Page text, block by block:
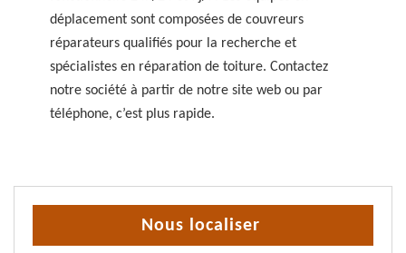
déplacement sont composées de couvreurs
réparateurs qualifiés pour la recherche et
spécialistes en réparation de toiture. Contactez
notre société à partir de notre site web ou par
téléphone, c’est plus rapide.
Nous localiser